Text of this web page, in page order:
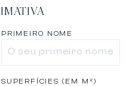
PRIMEIRO NOME
SUPERFÍCIES (EM M²)